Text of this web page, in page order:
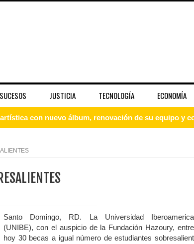
SUCESOS JUSTICIA TECNOLOGÍA ECONOMÍA
con nuevo álbum, renovación de su equipo y
al regreso de Pavel Núñez y su “Bipolarband” a Hard
seguirá impulsando la seguridad alimentaria
Santo Domingo, RD. La Universidad
(UNIBE), con el auspicio de la Fundación Hazoury,
hoy 30 becas a igual número de estudiantes